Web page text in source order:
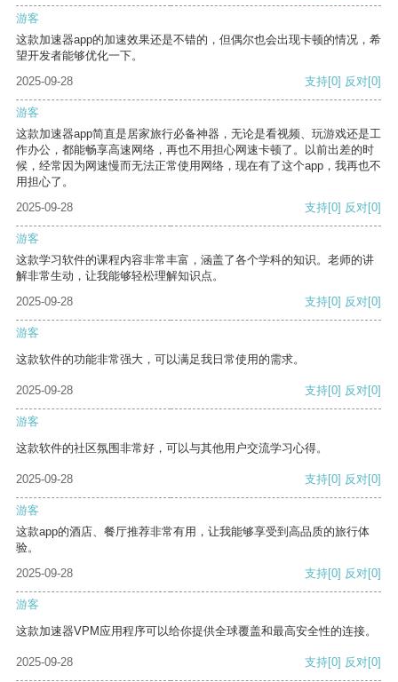
游客
这款加速器app的加速效果还是不错的，但偶尔也会出现卡顿的情况，希
望开发者能够优化一下。
2025-09-28
支持[0] 反对[0]
游客
这款加速器app简直是居家旅行必备神器，无论是看视频、玩游戏还是工
作办公，都能畅享高速网络，再也不用担心网速卡顿了。以前出差的时
候，经常因为网速慢而无法正常使用网络，现在有了这个app，我再也不
用担心了。
2025-09-28
支持[0] 反对[0]
游客
这款学习软件的课程内容非常丰富，涵盖了各个学科的知识。老师的讲
解非常生动，让我能够轻松理解知识点。
2025-09-28
支持[0] 反对[0]
游客
这款软件的功能非常强大，可以满足我日常使用的需求。
2025-09-28 支持[0] 反对[0]
游客
这款软件的社区氛围非常好，可以与其他用户交流学习心得。
2025-09-28 支持[0] 反对[0]
游客
这款app的酒店、餐厅推荐非常有用，让我能够享受到高品质的旅行体
验。
2025-09-28
支持[0] 反对[0]
游客
这款加速器VPM应用程序可以给你提供全球覆盖和最高安全性的连接。
2025-09-28 支持[0] 反对[0]